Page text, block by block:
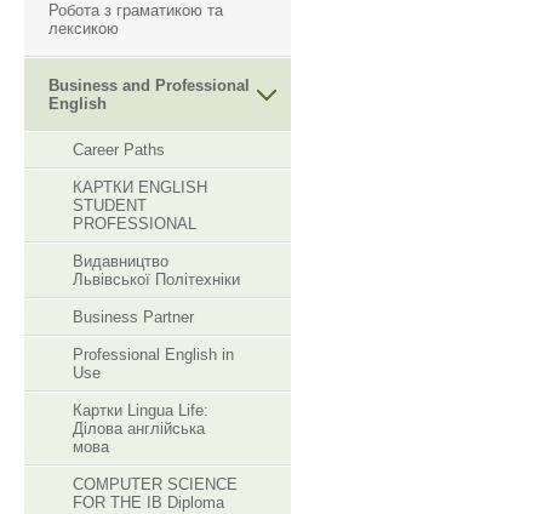
Робота з граматикою та
лексикою
Business and Professional
English
Career Paths
КАРТКИ ENGLISH
STUDENT
PROFESSIONAL
Видавництво
Львівської Політехніки
Business Partner
Professional English in
Use
Картки Lingua Life:
Ділова англійська
мова
COMPUTER SCIENCE
FOR THE IB Diploma